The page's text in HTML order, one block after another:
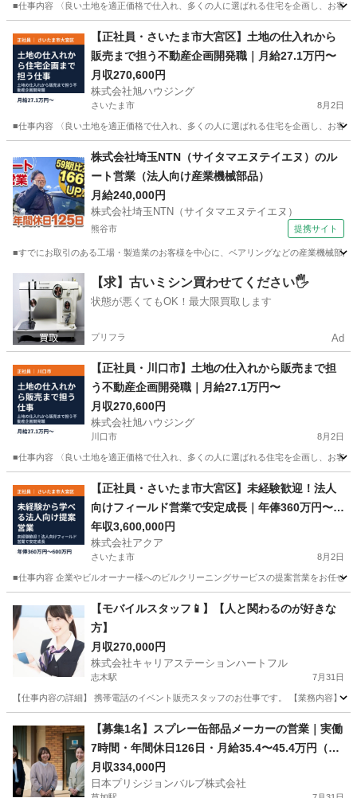
■仕事内容 〈良い土地を適正価格で仕入れ、多くの人に選ばれる住宅を企画し、お客
営業 社員
【正社員・さいたま市大宮区】土地の仕入れから
販売まで担う不動産企画開発職｜月給27.1万円〜
月収270,600円
株式会社旭ハウジング
さいたま市 8月2日
■仕事内容 〈良い土地を適正価格で仕入れ、多くの人に選ばれる住宅を企画し、お客
さいたま市 営業 社員
株式会社埼玉NTN（サイタマエヌテイエヌ）のル
ート営業（法人向け産業機械部品）
月給240,000円
株式会社埼玉NTN（サイタマエヌテイエヌ）
熊谷市 提携サイト
■すでにお取引のある工場・製造業のお客様を中心に、ベアリングなどの産業機械部
埼玉 熊谷市 代理店営業
【求】古いミシン買わせてください🖐️
状態が悪くてもOK！最大限買取します
プリフラ Ad
【正社員・川口市】土地の仕入れから販売まで担
う不動産企画開発職｜月給27.1万円〜
月収270,600円
株式会社旭ハウジング
川口市 8月2日
■仕事内容 〈良い土地を適正価格で仕入れ、多くの人に選ばれる住宅を企画し、お客
営業 社員
【正社員・さいたま市大宮区】未経験歓迎！法人
向けフィールド営業で安定成長｜年俸360万円〜6
00万円
年収3,600,000円
株式会社アクア
さいたま市 8月2日
■仕事内容 企業やビルオーナー様へのビルクリーニングサービスの提案営業をお任せ
さいたま市 営業 社員
【モバイルスタッフ📱】【人と関わるのが好きな
方】
月収270,000円
株式会社キャリアステーションハートフル
志木駅 7月31日
【仕事内容の詳細】 携帯電話のイベント販売スタッフのお仕事です。 【業務内容】
志木駅 業務
【募集1名】スプレー缶部品メーカーの営業｜実働
7時間・年間休日126日・月給35.4〜45.4万円（川
口市）
月収334,000円
日本プリシジョンバルブ株式会社